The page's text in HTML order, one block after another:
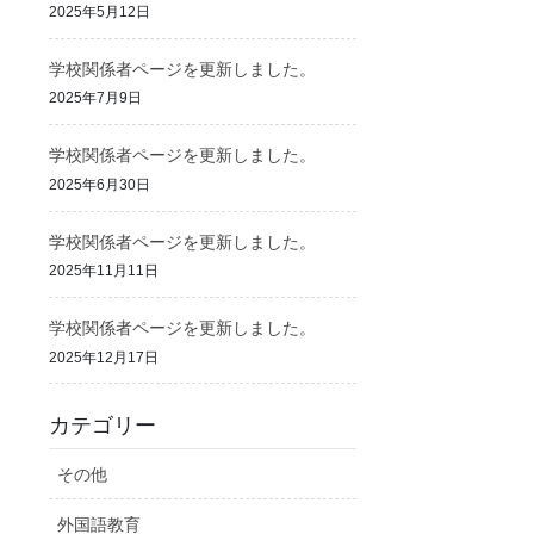
2025年5月12日
学校関係者ページを更新しました。
2025年7月9日
学校関係者ページを更新しました。
2025年6月30日
学校関係者ページを更新しました。
2025年11月11日
学校関係者ページを更新しました。
2025年12月17日
カテゴリー
その他
外国語教育